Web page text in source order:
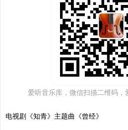
爱听音乐库，微信扫描二维码，
电视剧《知青》主题曲《曾经》